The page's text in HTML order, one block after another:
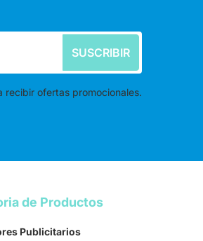
SUSCRIBIR
recibir ofertas promocionales.
de Productos
Publicitarios